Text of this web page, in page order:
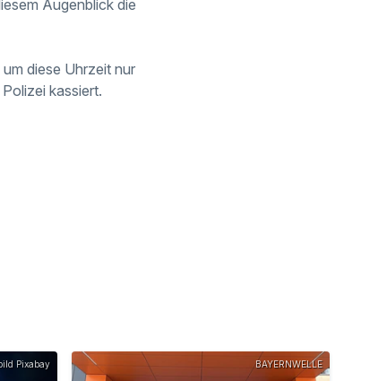
Augenblick die
diese Uhrzeit nur
kassiert.
Pixabay BAYERNWELLE